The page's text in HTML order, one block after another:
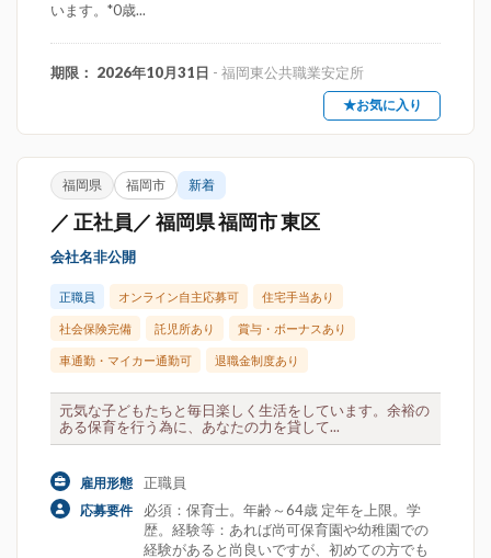
います。*0歳...
期限： 2026年10月31日 - 福岡東公共職業安定所
★お気に入り
福岡県 福岡市 新着
／ 正社員／ 福岡県 福岡市 東区
会社名非公開
正職員 オンライン自主応募可 住宅手当あり
社会保険完備 託児所あり 賞与・ボーナスあり
車通勤・マイカー通勤可 退職金制度あり
元気な子どもたちと毎日楽しく生活をしています。余裕の
ある保育を行う為に、あなたの力を貸して...
雇用形態 正職員
応募要件
必須：保育士。年齢～64歳 定年を上限。学
歴。経験等：あれば尚可保育園や幼稚園での
経験があると尚良いですが、初めての方でも